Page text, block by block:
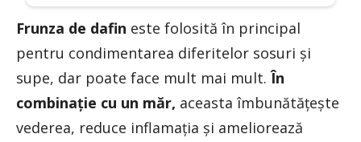
Frunza de dafin este folosită în principal
pentru condimentarea diferitelor sosuri și
supe, dar poate face mult mai mult.În
combinație cu un măr, aceasta îmbunătățește
vederea, reduce inflamația și ameliorează